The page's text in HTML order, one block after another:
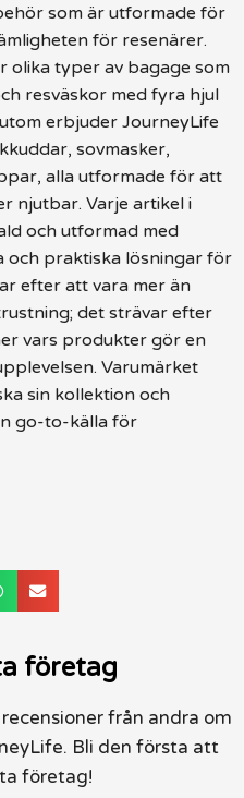
som är utformade för
för resenärer.
typer av bagage som
resväskor med fyra hjul
erbjuder JourneyLife
sovmasker,
alla utformade för att
njutbar. Varje artikel i
och utformad med
och praktiska lösningar för
efter att vara mer än
det strävar efter
vars produkter gör en
Varumärket
sin kollektion och
go-to-källa för
företag
från andra om
Bli den första att
företag!